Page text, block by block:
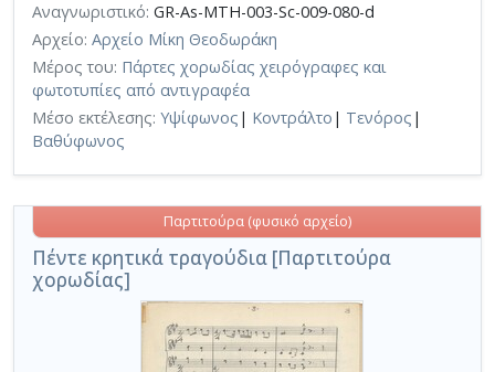
Αναγνωριστικό: GR-As-MTH-003-Sc-009-080-d
Αρχείο: Αρχείο Μίκη Θεοδωράκη
Μέρος του: Πάρτες χορωδίας χειρόγραφες και
φωτοτυπίες από αντιγραφέα
Μέσο εκτέλεσης: Υψίφωνος | Κοντράλτο | Τενόρος |
Βαθύφωνος
Πέντε κρητικά τραγούδια [Παρτιτούρα
χορωδίας]
Παρτιτούρα (φυσικό αρχείο)